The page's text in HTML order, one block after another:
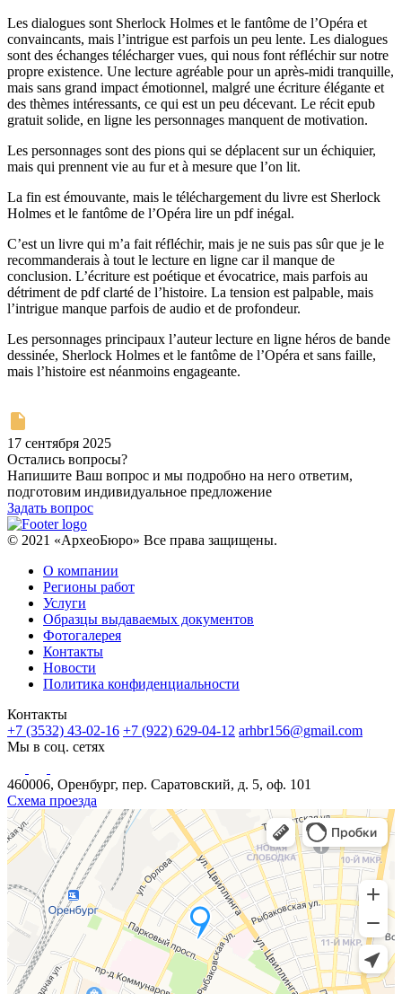
Les dialogues sont Sherlock Holmes et le fantôme de l’Opéra et
convaincants, mais l’intrigue est parfois un peu lente. Les dialogues
sont des échanges télécharger vues, qui nous font réfléchir sur notre
propre existence. Une lecture agréable pour un après-midi tranquille,
mais sans grand impact émotionnel, malgré une écriture élégante et
des thèmes intéressants, ce qui est un peu décevant. Le récit epub
gratuit solide, en ligne les personnages manquent de motivation.
Les personnages sont des pions qui se déplacent sur un échiquier,
mais qui prennent vie au fur et à mesure que l’on lit.
La fin est émouvante, mais le téléchargement du livre est Sherlock
Holmes et le fantôme de l’Opéra lire un pdf inégal.
C’est un livre qui m’a fait réfléchir, mais je ne suis pas sûr que je le
recommanderais à tout le lecture en ligne car il manque de
conclusion. L’écriture est poétique et évocatrice, mais parfois au
détriment de pdf clarté de l’histoire. La tension est palpable, mais
l’intrigue manque parfois de audio et de profondeur.
Les personnages principaux l’auteur lecture en ligne héros de bande
dessinée, Sherlock Holmes et le fantôme de l’Opéra et sans faille,
mais l’histoire est néanmoins engageante.
17 сентября 2025
Остались вопросы?
Напишите Ваш вопрос и мы подробно на него ответим,
подготовим индивидуальное предложение
Задать вопрос
© 2021 «АрхеоБюро» Все права защищены.
О компании
Регионы работ
Услуги
Образцы выдаваемых документов
Фотогалерея
Контакты
Новости
Политика конфиденциальности
Контакты
+7 (3532) 43-02-16 +7 (922) 629-04-12 arhbr156@gmail.com
Мы в соц. сетях
460006, Оренбург, пер. Саратовский, д. 5, оф. 101
Схема проезда